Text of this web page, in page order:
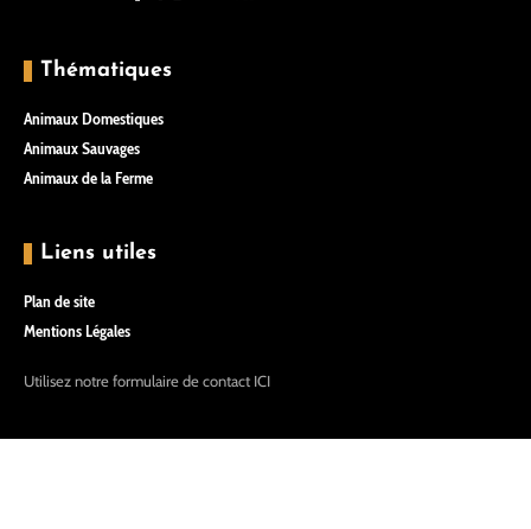
Thématiques
Animaux Domestiques
Animaux Sauvages
Animaux de la Ferme
Liens utiles
Plan de site
Mentions Légales
Utilisez notre formulaire de contact ICI